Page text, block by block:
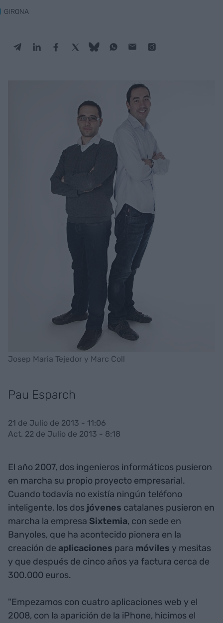
GIRONA
Josep Maria Tejedor y Marc Coll
Pau Esparch
21 de Julio de 2013 - 11:06
Act. 22 de Julio de 2013 - 8:18
El año 2007, dos ingenieros informáticos pusieron
en marcha su propio proyecto empresarial.
Cuando todavía no existía ningún teléfono
inteligente, los dos jóvenes catalanes pusieron en
marcha la empresa Sixtemia, con sede en
Banyoles, que ha acontecido pionera en la
creación de aplicaciones para móviles y mesitas
y que después de cinco años ya factura cerca de
300.000 euros.
"Empezamos con cuatro aplicaciones web y el
2008, con la aparición de la iPhone, hicimos el